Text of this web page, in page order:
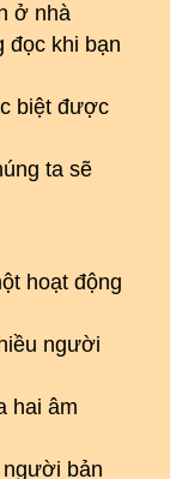
ở nhà
đọc khi bạn
biệt được
ta sẽ
hoạt động
người
hai âm
bản